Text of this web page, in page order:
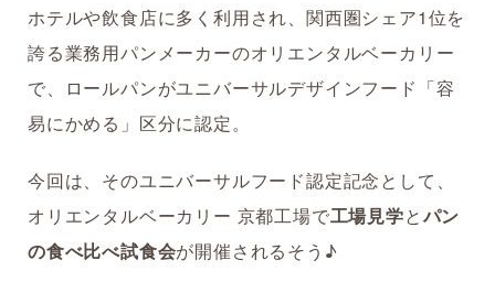
ホテルや飲食店に多く利用され、関西圏シェア1位を
誇る業務用パンメーカーのオリエンタルベーカリー
で、ロールパンがユニバーサルデザインフード「容
易にかめる」区分に認定。
今回は、そのユニバーサルフード認定記念として、
オリエンタルベーカリー 京都工場で工場見学とパン
の食べ比べ試食会が開催されるそう♪